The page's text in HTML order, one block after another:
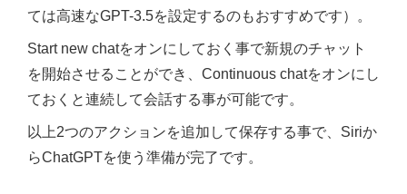
ては高速なGPT-3.5を設定するのもおすすめです）。
Start new chatをオンにしておく事で新規のチャット
を開始させることができ、Continuous chatをオンにし
ておくと連続して会話する事が可能です。
以上2つのアクションを追加して保存する事で、Siriか
らChatGPTを使う準備が完了です。